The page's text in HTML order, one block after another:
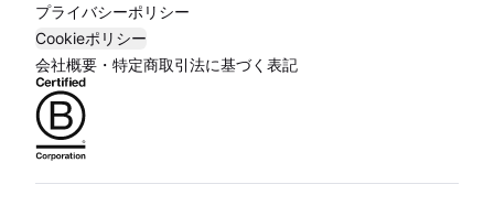
プライバシーポリシー
Cookieポリシー
会社概要・特定商取引法に基づく表記